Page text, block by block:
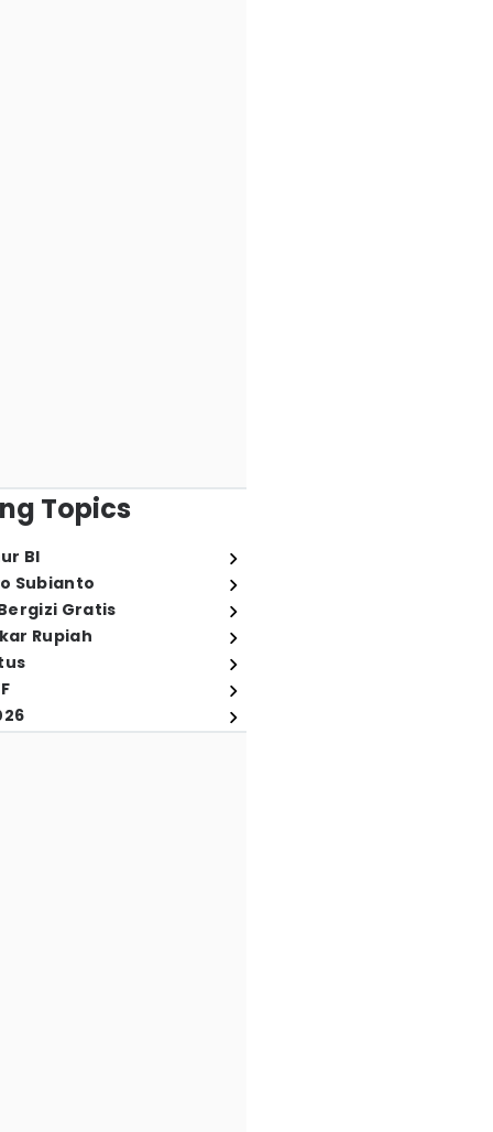
Topics
BI
Subianto
Gratis
Rupiah